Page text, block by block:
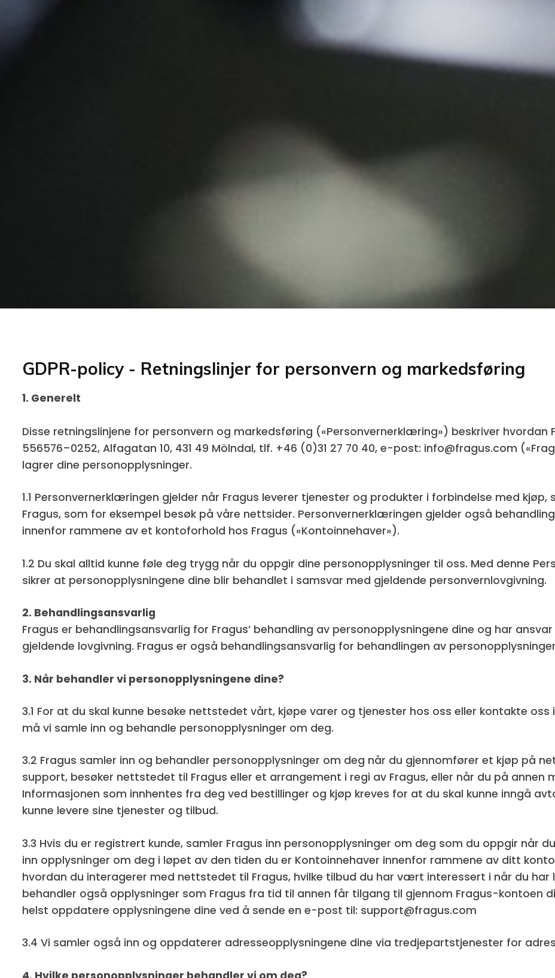
GDPR-policy - Retningslinjer for personvern og markedsføring
1. Generelt
Disse retningslinjene for personvern og markedsføring («Personvernerklæring») beskriver hvordan
556576–0252, Alfagatan 10, 431 49 Mölndal, tlf. +46 (0)31 27 70 40, e-post: info@fragus.com
lagrer dine personopplysninger.
1.1 Personvernerklæringen gjelder når Fragus leverer tjenester og produkter i forbindelse med
Fragus, som for eksempel besøk på våre nettsider. Personvernerklæringen gjelder også
innenfor rammene av et kontoforhold hos Fragus («Kontoinnehaver»).
1.2 Du skal alltid kunne føle deg trygg når du oppgir dine personopplysninger til oss. Med denne
sikrer at personopplysningene dine blir behandlet i samsvar med gjeldende personvernlovgivning.
2. Behandlingsansvarlig
Fragus er behandlingsansvarlig for Fragus’ behandling av personopplysningene dine og har
gjeldende lovgivning. Fragus er også behandlingsansvarlig for behandlingen av
3. Når behandler vi personopplysningene dine?
3.1 For at du skal kunne besøke nettstedet vårt, kjøpe varer og tjenester hos oss eller kontakte
må vi samle inn og behandle personopplysninger om deg.
3.2 Fragus samler inn og behandler personopplysninger om deg når du gjennomfører et kjøp på
support, besøker nettstedet til Fragus eller et arrangement i regi av Fragus, eller når du på annen
Informasjonen som innhentes fra deg ved bestillinger og kjøp kreves for at du skal kunne inngå
kunne levere sine tjenester og tilbud.
3.3 Hvis du er registrert kunde, samler Fragus inn personopplysninger om deg som du oppgir når
inn opplysninger om deg i løpet av den tiden du er Kontoinnehaver innenfor rammene av ditt
hvordan du interagerer med nettstedet til Fragus, hvilke tilbud du har vært interessert i når du har
behandler også opplysninger som Fragus fra tid til annen får tilgang til gjennom Fragus-kontoen
helst oppdatere opplysningene dine ved å sende en e-post til: support@fragus.com
3.4 Vi samler også inn og oppdaterer adresseopplysningene dine via tredjepartstjenester for